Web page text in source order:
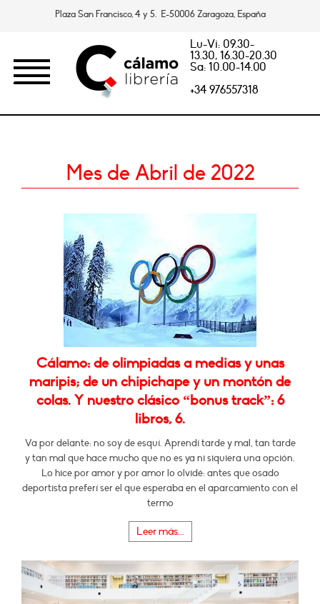
Plaza San Francisco, 4 y 5. E-50006 Zaragoza, España
Lu-Vi: 09.30-
13.30, 16.30-20.30
Sa: 10.00-14.00
+34 976557318
Mes de Abril de 2022
Cálamo: de olimpiadas a medias y unas
maripis; de un chipichape y un montón de
colas. Y nuestro clásico “bonus track”: 6
libros, 6.
Va por delante: no soy de esquí. Aprendí tarde y mal, tan tarde
y tan mal que hace mucho que no es ya ni siquiera una opción.
Lo hice por amor y por amor lo olvidé: antes que osado
deportista preferí ser el que esperaba en el aparcamiento con el
termo
Leer más...